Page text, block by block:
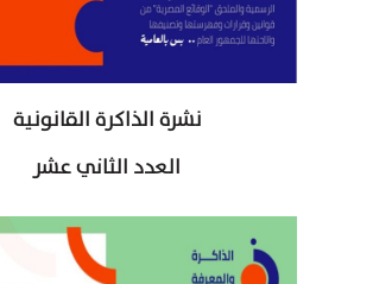
نشرة الذاكرة القانونية
العدد الثاني عشر